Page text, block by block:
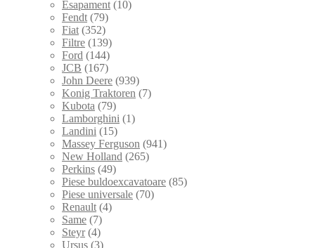
Esapament (10)
Fendt (79)
Fiat (352)
Filtre (139)
Ford (144)
JCB (167)
John Deere (939)
Konig Traktoren (7)
Kubota (79)
Lamborghini (1)
Landini (15)
Massey Ferguson (941)
New Holland (265)
Perkins (49)
Piese buldoexcavatoare (85)
Piese universale (70)
Renault (4)
Same (7)
Steyr (4)
Ursus (3)